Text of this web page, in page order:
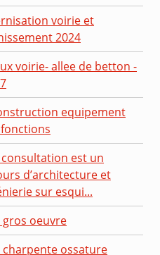
voirie et
2024
voirie- allee de betton -
equipement
consultation est un
d’architecture et
sur esqui...
gros oeuvre
charpente ossature